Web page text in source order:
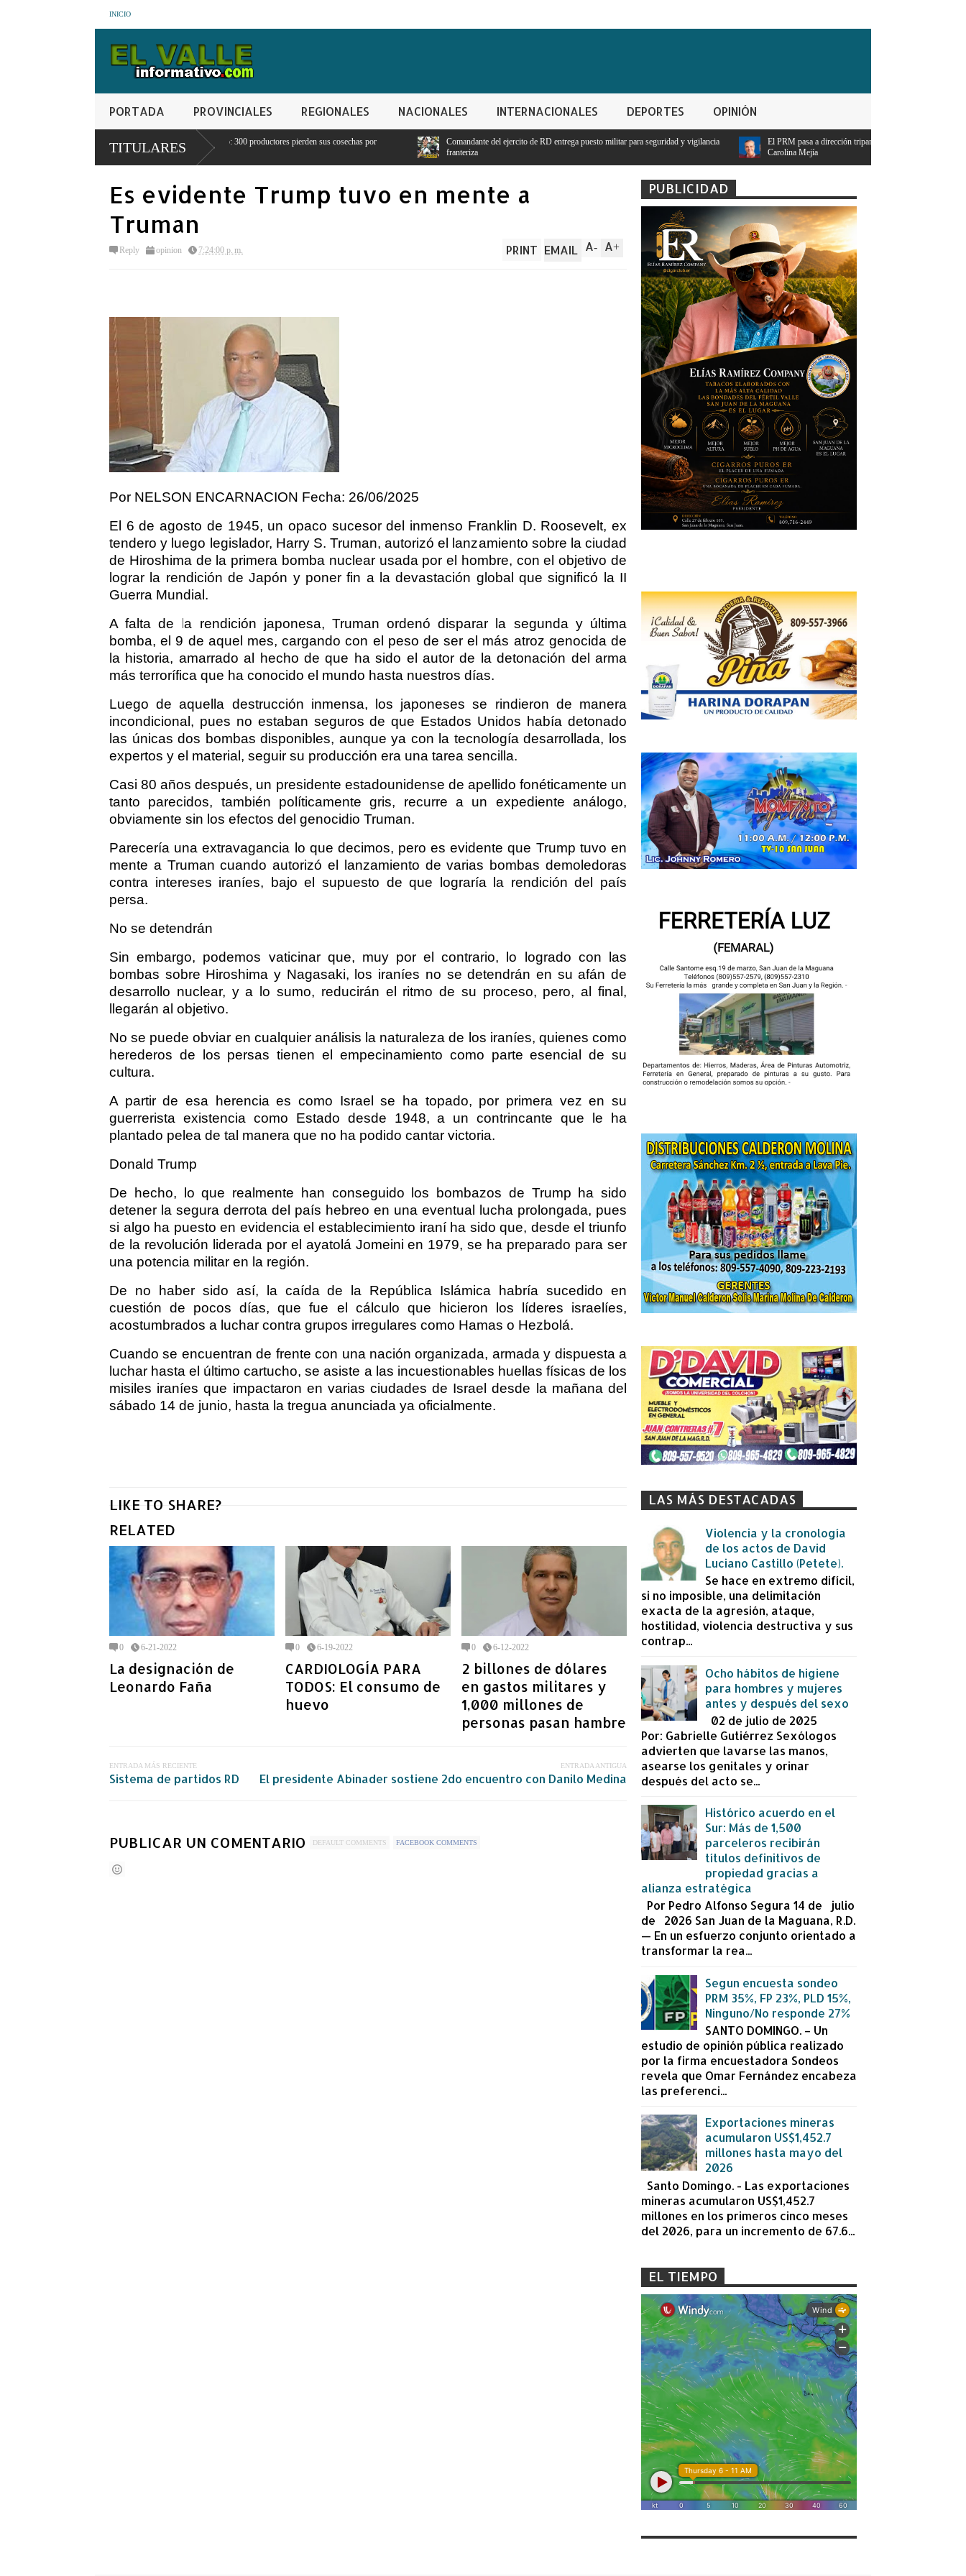
INICIO
PORTADA PROVINCIALES REGIONALES NACIONALES INTERNACIONALES DEPORTES OPINIÓN
TITULARES
Crisis agrícola en Juancho: 300 productores pierden sus cosechas por
Comandante del ejercito de RD entrega puesto militar para seguridad y vigilancia
El PRM pasa a dirección tripartita masculina y deja atrás el liderazgo femenino de
Es evidente Trump tuvo en mente a
Truman
Reply opinion 7:24:00 p. m. A+
A-
PRINT EMAIL
Por NELSON ENCARNACION Fecha: 26/06/2025
El 6 de agosto de 1945, un opaco sucesor del inmenso Franklin D. Roosevelt, ex
tendero y luego legislador, Harry S. Truman, autorizó el lanzamiento sobre la ciudad
de Hiroshima de la primera bomba nuclear usada por el hombre, con el objetivo de
lograr la rendición de Japón y poner fin a la devastación global que significó la II
Guerra Mundial.
A falta de la rendición japonesa, Truman ordenó disparar la segunda y última
bomba, el 9 de aquel mes, cargando con el peso de ser el más atroz genocida de
la historia, amarrado al hecho de que ha sido el autor de la detonación del arma
más terrorífica que ha conocido el mundo hasta nuestros días.
Luego de aquella destrucción inmensa, los japoneses se rindieron de manera
incondicional, pues no estaban seguros de que Estados Unidos había detonado
las únicas dos bombas disponibles, aunque ya con la tecnología desarrollada, los
expertos y el material, seguir su producción era una tarea sencilla.
Casi 80 años después, un presidente estadounidense de apellido fonéticamente un
tanto parecidos, también políticamente gris, recurre a un expediente análogo,
obviamente sin los efectos del genocidio Truman.
Parecería una extravagancia lo que decimos, pero es evidente que Trump tuvo en
mente a Truman cuando autorizó el lanzamiento de varias bombas demoledoras
contra intereses iraníes, bajo el supuesto de que lograría la rendición del país
persa.
No se detendrán
Sin embargo, podemos vaticinar que, muy por el contrario, lo logrado con las
bombas sobre Hiroshima y Nagasaki, los iraníes no se detendrán en su afán de
desarrollo nuclear, y a lo sumo, reducirán el ritmo de su proceso, pero, al final,
llegarán al objetivo.
No se puede obviar en cualquier análisis la naturaleza de los iraníes, quienes como
herederos de los persas tienen el empecinamiento como parte esencial de su
cultura.
A partir de esa herencia es como Israel se ha topado, por primera vez en su
guerrerista existencia como Estado desde 1948, a un contrincante que le ha
plantado pelea de tal manera que no ha podido cantar victoria.
Donald Trump
De hecho, lo que realmente han conseguido los bombazos de Trump ha sido
detener la segura derrota del país hebreo en una eventual lucha prolongada, pues
si algo ha puesto en evidencia el establecimiento iraní ha sido que, desde el triunfo
de la revolución liderada por el ayatolá Jomeini en 1979, se ha preparado para ser
una potencia militar en la región.
De no haber sido así, la caída de la República Islámica habría sucedido en
cuestión de pocos días, que fue el cálculo que hicieron los líderes israelíes,
acostumbrados a luchar contra grupos irregulares como Hamas o Hezbolá.
Cuando se encuentran de frente con una nación organizada, armada y dispuesta a
luchar hasta el último cartucho, se asiste a las incuestionables huellas físicas de los
misiles iraníes que impactaron en varias ciudades de Israel desde la mañana del
sábado 14 de junio, hasta la tregua anunciada ya oficialmente.
LIKE TO SHARE?
RELATED
0 6-21-2022
La designación de
Leonardo Faña
0 6-19-2022
CARDIOLOGÍA PARA
TODOS: El consumo de
huevo
0 6-12-2022
2 billones de dólares
en gastos militares y
1,000 millones de
personas pasan hambre
ENTRADA MÁS RECIENTE
Sistema de partidos RD
ENTRADA ANTIGUA
El presidente Abinader sostiene 2do encuentro con Danilo Medina
PUBLICAR UN COMENTARIO DEFAULT COMMENTS FACEBOOK COMMENTS
PUBLICIDAD
LAS MÁS DESTACADAS
Violencia y la cronología
de los actos de David
Luciano Castillo (Petete).
Se hace en extremo difícil,
si no imposible, una delimitación
exacta de la agresión, ataque,
hostilidad, violencia destructiva y sus
contrap...
Ocho hábitos de higiene
para hombres y mujeres
antes y después del sexo
02 de julio de 2025
Por: Gabrielle Gutiérrez Sexólogos
advierten que lavarse las manos,
asearse los genitales y orinar
después del acto se...
Histórico acuerdo en el
Sur: Más de 1,500
parceleros recibirán
títulos definitivos de
propiedad gracias a
alianza estratégica
Por Pedro Alfonso Segura 14 de julio
de 2026 San Juan de la Maguana, R.D.
— En un esfuerzo conjunto orientado a
transformar la rea...
Segun encuesta sondeo
PRM 35%, FP 23%, PLD 15%,
Ninguno/No responde 27%
SANTO DOMINGO. – Un
estudio de opinión pública realizado
por la firma encuestadora Sondeos
revela que Omar Fernández encabeza
las preferenci...
Exportaciones mineras
acumularon US$1,452.7
millones hasta mayo del
2026
Santo Domingo. - Las exportaciones
mineras acumularon US$1,452.7
millones en los primeros cinco meses
del 2026, para un incremento de 67.6...
EL TIEMPO